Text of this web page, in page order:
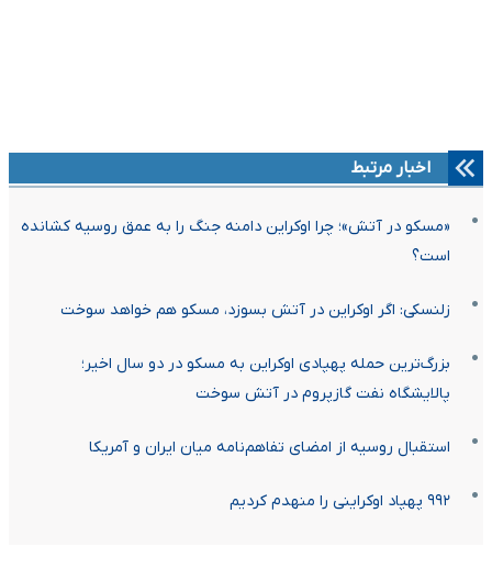
اخبار مرتبط
«مسکو در آتش»؛ چرا اوکراین دامنه جنگ را به عمق روسیه کشانده
است؟
زلنسکی: اگر اوکراین در آتش بسوزد، مسکو هم خواهد سوخت
بزرگ‌ترین حمله پهپادی اوکراین به مسکو در دو سال اخیر؛
پالایشگاه نفت گازپروم در آتش سوخت
استقبال روسیه از امضای تفاهم‌نامه میان ایران و آمریکا
۹۹۲ پهپاد اوکراینی را منهدم کردیم